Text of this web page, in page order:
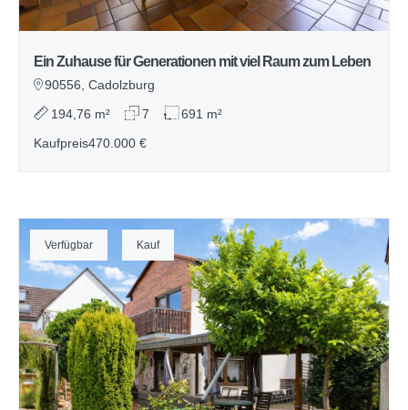
Ein Zuhause für Generationen mit viel Raum zum Leben
90556, Cadolzburg
194,76 m² 7
691 m²
Kaufpreis470.000 €
Verfügbar Kauf